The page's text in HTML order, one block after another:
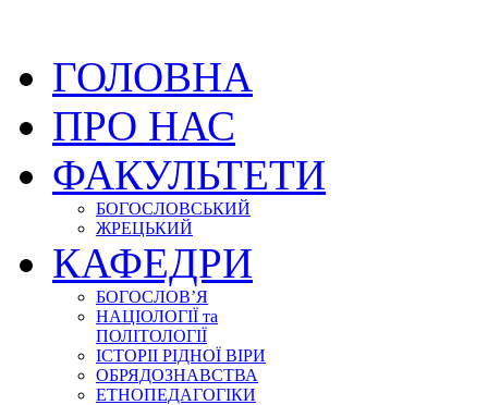
ГОЛОВНА
ПРО НАС
ФАКУЛЬТЕТИ
БОГОСЛОВСЬКИЙ
ЖРЕЦЬКИЙ
КАФЕДРИ
БОГОСЛОВ’Я
НАЦІОЛОГІЇ та
ПОЛІТОЛОГІЇ
ІСТОРІІ РІДНОЇ ВІРИ
ОБРЯДОЗНАВСТВА
ЕТНОПЕДАГОГІКИ